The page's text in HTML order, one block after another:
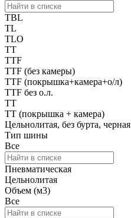
TBL
TL
TLO
TT
TTF
TTF (без камеры)
TTF (покрышка+камера+о/л)
TTF без о.л.
TТ
TТ (покрышка + камера)
Цельнолитая, без бурта, черная
Тип шины
Все
Пневматическая
Цельнолитая
Объем (м3)
Все